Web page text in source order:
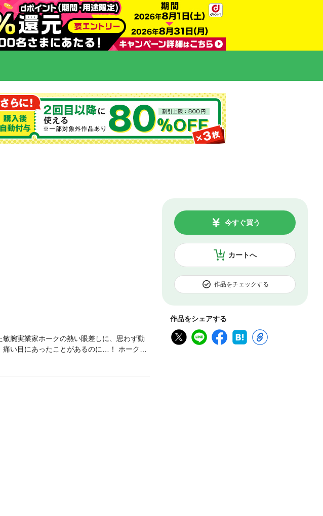
カートへ
今すぐ買う
作品をチェックする
作品をシェアする
腕実業家ホークの熱い眼差しに、思わず動
い目にあったことがあるのに…！ ホークは
が私に遺したこの土地に興味があるだけ。